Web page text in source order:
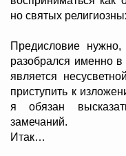
но святых
Предисловие
разобрался именно
является
приступить к
я обязан
замечаний.
Итак…